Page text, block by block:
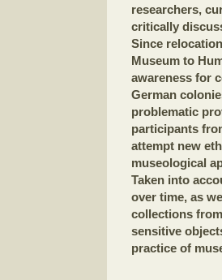
researchers,
critically
Since
Museum to
awareness for
German
problematic
participants
attempt new
museological
Taken into
over time, as
collections
sensitive
practice of